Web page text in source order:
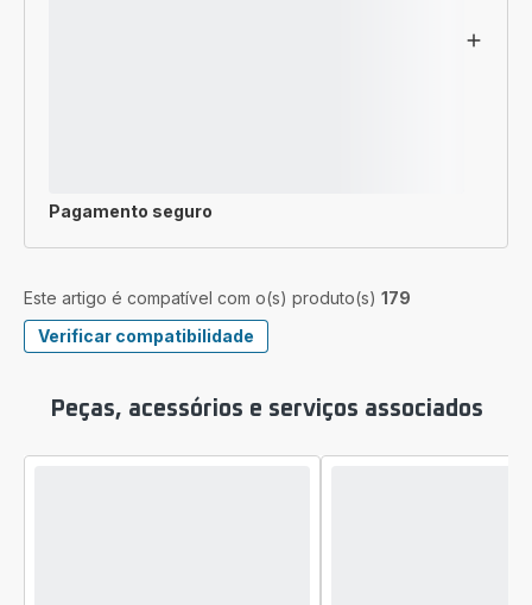
Pagamento seguro
Este artigo é compatível com o(s) produto(s) 179
Verificar compatibilidade
Peças, acessórios e serviços associados